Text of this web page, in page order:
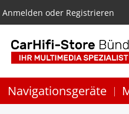
Anmelden oder Registrieren
Navigationsgeräte